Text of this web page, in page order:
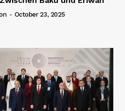
- October 23, 2025